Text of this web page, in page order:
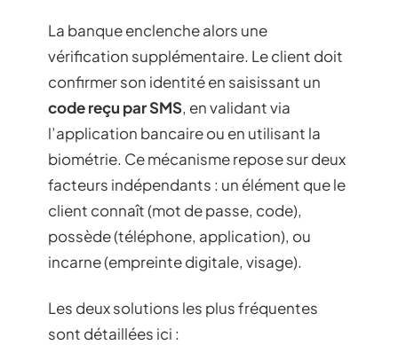
La banque enclenche alors une
vérification supplémentaire. Le client doit
confirmer son identité en saisissant un
code reçu par SMS, en validant via
l’application bancaire ou en utilisant la
biométrie. Ce mécanisme repose sur deux
facteurs indépendants : un élément que le
client connaît (mot de passe, code),
possède (téléphone, application), ou
incarne (empreinte digitale, visage).
Les deux solutions les plus fréquentes
sont détaillées ici :